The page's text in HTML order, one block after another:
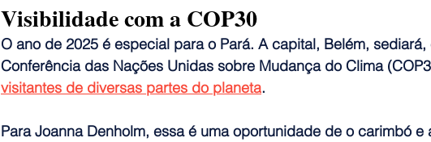
Visibilidade com a COP30
O ano de 2025 é especial para o Pará. A capital, Belém, sediará,
Conferência das Nações Unidas sobre Mudança do Clima
visitantes de diversas partes do planeta.
Para Joanna Denholm, essa é uma oportunidade de o carimbó e